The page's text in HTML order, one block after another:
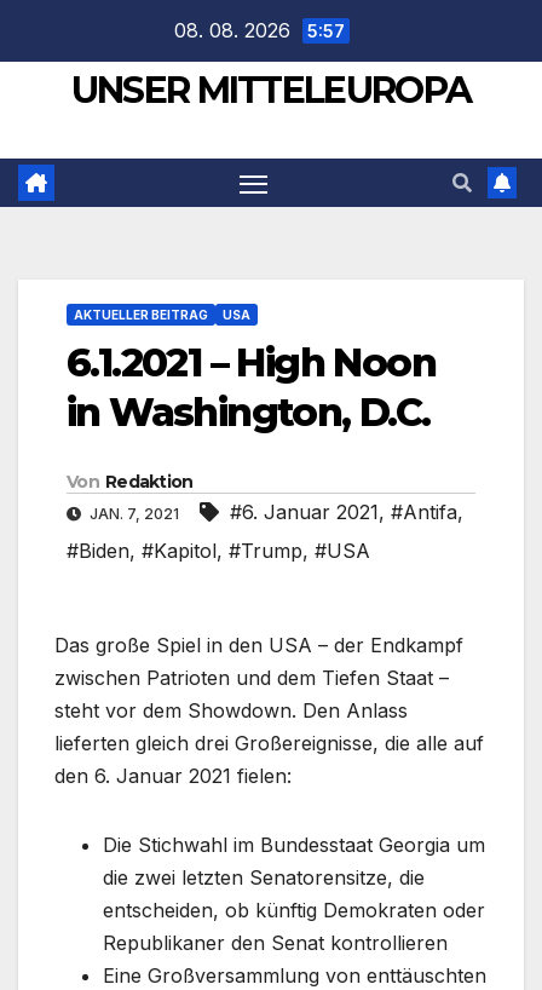
springen
08. 08. 2026 5:57
UNSER MITTELEUROPA
AKTUELLER BEITRAG USA
6.1.2021 – High Noon
in Washington, D.C.
Von Redaktion
JAN. 7, 2021 #6. Januar 2021, #Antifa,
#Biden, #Kapitol, #Trump, #USA
Das große Spiel in den USA – der Endkampf
zwischen Patrioten und dem Tiefen Staat –
steht vor dem Showdown. Den Anlass
lieferten gleich drei Großereignisse, die alle auf
den 6. Januar 2021 fielen:
Die Stichwahl im Bundesstaat Georgia um
die zwei letzten Senatorensitze, die
entscheiden, ob künftig Demokraten oder
Republikaner den Senat kontrollieren
Eine Großversammlung von enttäuschten